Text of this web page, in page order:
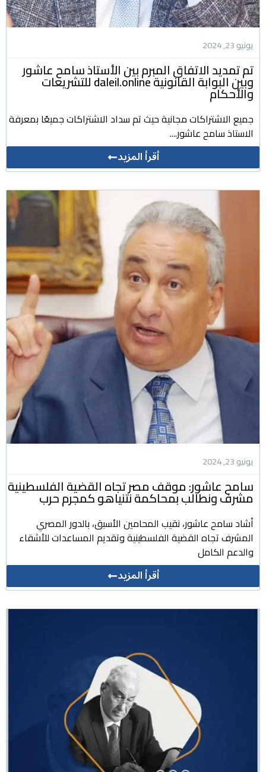
يونيو 23, 2024
تم تمديد الاتفاق المبرم بين الأستاذ سامح عاشور
وبين البوابة القانونية daleil.online للتشريعات
والأحكام
جميع الاشتراكات مجانية حيث تم سداد الاشتراكات جميعًا بمعرفة
الاستاذ سامح عاشور....
أقرأ المزيد
يونيو 23, 2024
سامح عاشور: موقف مصر تجاه القضية الفلسطينية
مشرف ونطالب بمحاكمة نتنياهو كمجرم حرب
أشاد سامح عاشور، نقيب المحامين الأسبق، بالدور المصري
المشرف تجاه القضية الفلسطينية وتقديم المساعدات للأشقاء
والدعم الكامل
أقرأ المزيد